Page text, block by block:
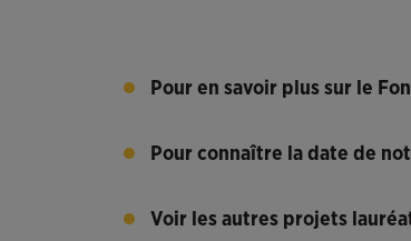
Pour en savoir plus sur le
Pour connaître la date de
Voir les autres projets